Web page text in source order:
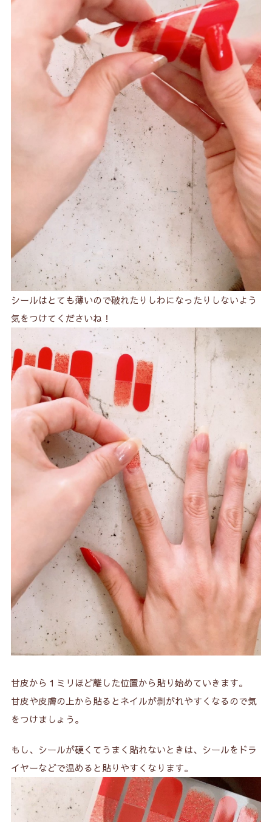
シールはとても薄いので破れたりしわになったりしないよう
気をつけてくださいね！
甘皮から１ミリほど離した位置から貼り始めていきます。
甘皮や皮膚の上から貼るとネイルが剥がれやすくなるので気
をつけましょう。
もし、シールが硬くてうまく貼れないときは、シールをドラ
イヤーなどで温めると貼りやすくなります。